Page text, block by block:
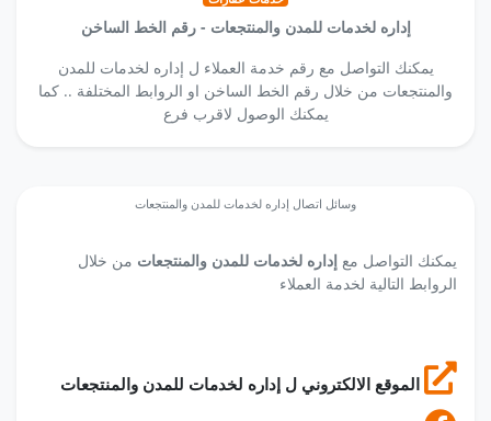
إداره لخدمات للمدن والمنتجعات - رقم الخط الساخن
يمكنك التواصل مع رقم خدمة العملاء ل إداره لخدمات للمدن
والمنتجعات من خلال رقم الخط الساخن او الروابط المختلفة .. كما
يمكنك الوصول لاقرب فرع
وسائل اتصال إداره لخدمات للمدن والمنتجعات
يمكنك التواصل مع إداره لخدمات للمدن والمنتجعات من خلال
الروابط التالية لخدمة العملاء